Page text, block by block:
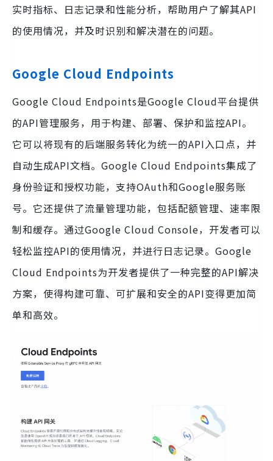
实时指标、日志记录和性能分析，帮助用户了解其API
的使用情况，并及时识别和解决潜在的问题。
Google Cloud Endpoints
Google Cloud Endpoints是Google Cloud平台提供
的API管理服务，用于构建、部署、保护和监控API。
它可以将现有的后端服务转化为统一的API入口点，并
自动生成API文档。Google Cloud Endpoints集成了
身份验证和授权功能，支持OAuth和Google服务账
号。它还提供了流量管理功能，包括配额管理、速率限
制和缓存。通过Google Cloud Console，开发者可以
轻松监控API的使用情况，并进行日志记录。Google
Cloud Endpoints为开发者提供了一种完整的API解决
方案，使得构建可靠、可扩展和安全的API变得更加简
单和高效。